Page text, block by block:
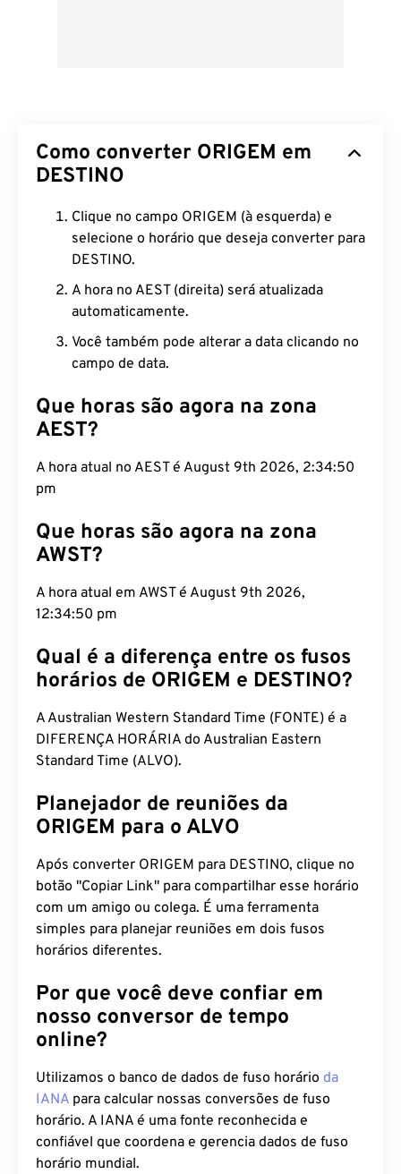
Como converter ORIGEM em
DESTINO
Clique no campo ORIGEM (à esquerda) e
selecione o horário que deseja converter para
DESTINO.
A hora no AEST (direita) será atualizada
automaticamente.
Você também pode alterar a data clicando no
campo de data.
Que horas são agora na zona
AEST?
A hora atual no AEST é August 9th 2026, 2:34:51
pm
Que horas são agora na zona
AWST?
A hora atual em AWST é August 9th 2026, 12:34:51
pm
Qual é a diferença entre os fusos
horários de ORIGEM e DESTINO?
A Australian Western Standard Time (FONTE) é a
DIFERENÇA HORÁRIA do Australian Eastern
Standard Time (ALVO).
Planejador de reuniões da
ORIGEM para o ALVO
Após converter ORIGEM para DESTINO, clique no
botão "Copiar Link" para compartilhar esse horário
com um amigo ou colega. É uma ferramenta
simples para planejar reuniões em dois fusos
horários diferentes.
Por que você deve confiar em
nosso conversor de tempo
online?
Utilizamos o banco de dados de fuso horário da
IANA para calcular nossas conversões de fuso
horário. A IANA é uma fonte reconhecida e
confiável que coordena e gerencia dados de fuso
horário mundial.